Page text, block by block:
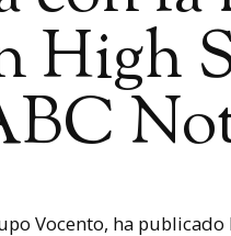
High
Vocento, ha